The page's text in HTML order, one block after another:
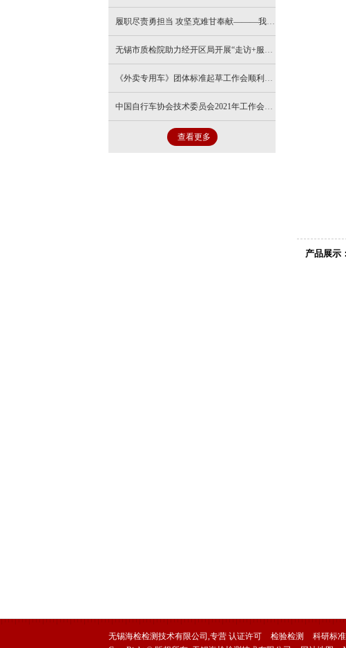
产品展示：
- 光伏
履职尽责勇担当 攻坚克难甘奉献———我院储能板块圆满完成铅酸蓄电池监督抽查任务
无锡市质检院助力经开区局开展“走访+服务”解决企业难题
《外卖专用车》团体标准起草工作会顺利召开
中国自行车协会技术委员会2021年工作会在苏州召开
查看更多
无锡海检检测技术有限公司,专营 认证许可 检验检测 科研标准